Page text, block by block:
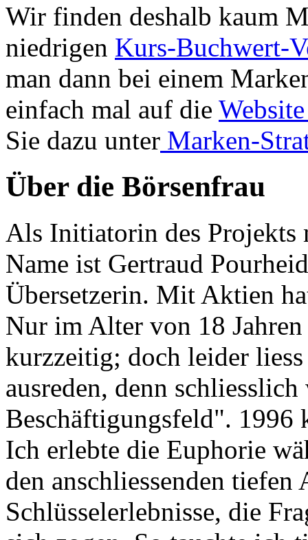
Wir finden deshalb kaum
niedrigen Kurs-Buchwert-
man dann bei einem
einfach mal auf die
Sie dazu unter Marken-
Über die Börsenfrau
Als Initiatorin des
Name ist Gertraud
Übersetzerin. Mit Aktien
Nur im Alter von 18
kurzzeitig; doch leider
ausreden, denn
Beschäftigungsfeld". 1996
Ich erlebte die Euphorie
den anschliessenden
Schlüsselerlebnisse, die